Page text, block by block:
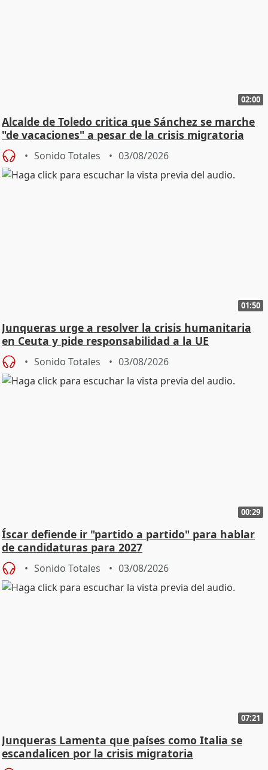
02:00
Alcalde de Toledo critica que Sánchez se marche
"de vacaciones" a pesar de la crisis migratoria
Sonido Totales 03/08/2026
01:50
Junqueras urge a resolver la crisis humanitaria
en Ceuta y pide responsabilidad a la UE
Sonido Totales 03/08/2026
00:29
Íscar defiende ir "partido a partido" para hablar
de candidaturas para 2027
Sonido Totales 03/08/2026
07:21
Junqueras Lamenta que países como Italia se
escandalicen por la crisis migratoria